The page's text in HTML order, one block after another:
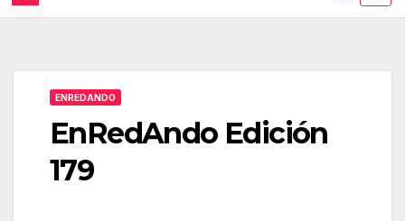
ENREDANDO
EnRedAndo Edición
179